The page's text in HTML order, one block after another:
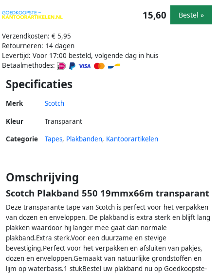
Verzendkosten: € 5,95
Retourneren: 14 dagen
Levertijd: Voor 17:00 besteld, volgende dag in huis
Betaalmethodes:
15,60 Bestel »
Specificaties
Merk Scotch
Kleur
Transparant
Categorie
Tapes, Plakbanden, Kantoorartikelen
Omschrijving
Scotch Plakband 550 19mmx66m transparant
Deze transparante tape van Scotch is perfect voor het verpakken
van dozen en enveloppen. De plakband is extra sterk en blijft lang
plakken waardoor hij langer mee gaat dan normale
plakband.Extra sterk.Voor een duurzame en stevige
bevestiging.Perfect voor het verpakken en afsluiten van pakjes,
dozen en enveloppen.Gemaakt van natuurlijke grondstoffen en
lijm op waterbasis.1 stukBestel uw plakband nu op Goedkoopste-